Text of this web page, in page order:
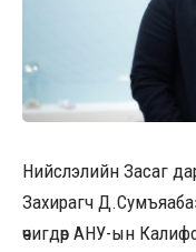
Нийслэлийн Засаг
Захирагч
өчигдөр АНУ-ын